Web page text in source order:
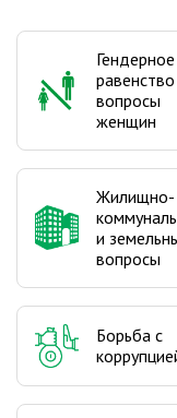
Гендерное
вопросы
женщин
Жилищно-
и
вопросы
Борьба с